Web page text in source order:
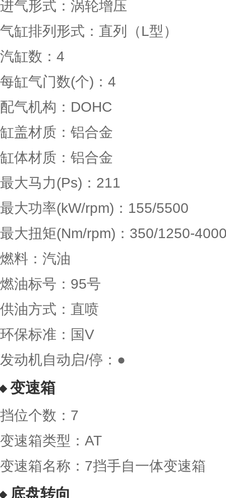
进气形式：涡轮增压
气缸排列形式：直列（L型）
汽缸数：4
每缸气门数(个)：4
配气机构：DOHC
缸盖材质：铝合金
缸体材质：铝合金
最大马力(Ps)：211
最大功率(kW/rpm)：155/5500
最大扭矩(Nm/rpm)：350/1250-
燃料：汽油
燃油标号：95号
供油方式：直喷
环保标准：国V
发动机自动启/停：●
变速箱
挡位个数：7
变速箱类型：AT
变速箱名称：7挡手自一体变速箱
底盘转向